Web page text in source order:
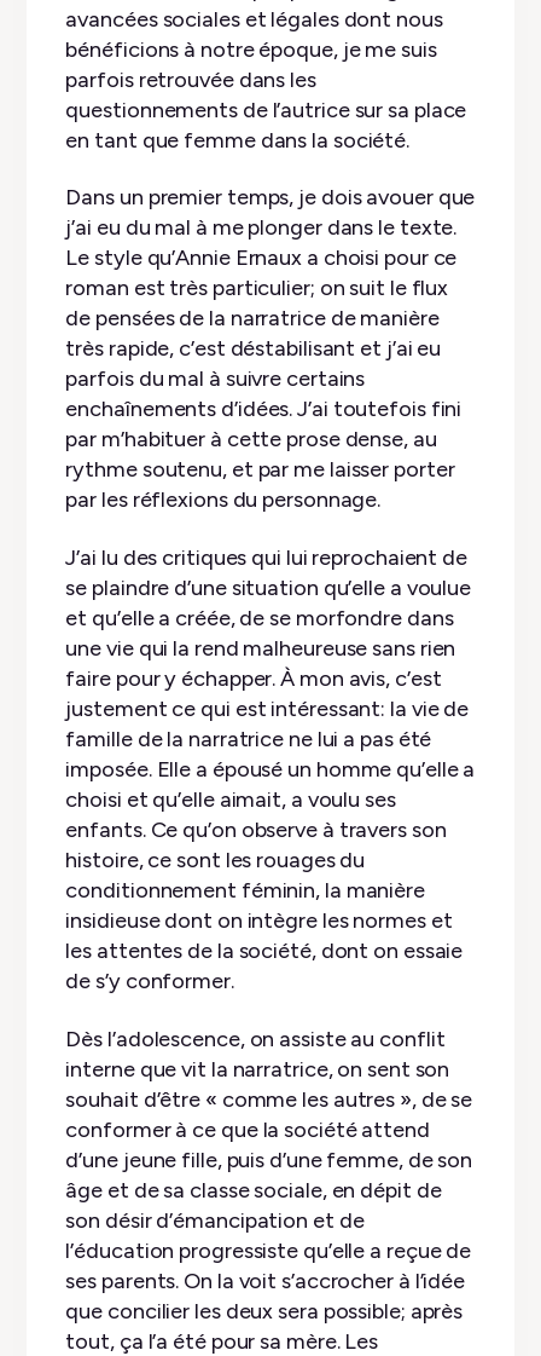
avancées sociales et légales dont nous
bénéficions à notre époque, je me suis
parfois retrouvée dans les
questionnements de l’autrice sur sa place
en tant que femme dans la société.
Dans un premier temps, je dois avouer que
j’ai eu du mal à me plonger dans le texte.
Le style qu’Annie Ernaux a choisi pour ce
roman est très particulier; on suit le flux
de pensées de la narratrice de manière
très rapide, c’est déstabilisant et j’ai eu
parfois du mal à suivre certains
enchaînements d’idées. J’ai toutefois fini
par m’habituer à cette prose dense, au
rythme soutenu, et par me laisser porter
par les réflexions du personnage.
J’ai lu des critiques qui lui reprochaient de
se plaindre d’une situation qu’elle a voulue
et qu’elle a créée, de se morfondre dans
une vie qui la rend malheureuse sans rien
faire pour y échapper. À mon avis, c’est
justement ce qui est intéressant: la vie de
famille de la narratrice ne lui a pas été
imposée. Elle a épousé un homme qu’elle a
choisi et qu’elle aimait, a voulu ses
enfants. Ce qu’on observe à travers son
histoire, ce sont les rouages du
conditionnement féminin, la manière
insidieuse dont on intègre les normes et
les attentes de la société, dont on essaie
de s’y conformer.
Dès l’adolescence, on assiste au conflit
interne que vit la narratrice, on sent son
souhait d’être « comme les autres », de se
conformer à ce que la société attend
d’une jeune fille, puis d’une femme, de son
âge et de sa classe sociale, en dépit de
son désir d’émancipation et de
l’éducation progressiste qu’elle a reçue de
ses parents. On la voit s’accrocher à l’idée
que concilier les deux sera possible; après
tout, ça l’a été pour sa mère. Les